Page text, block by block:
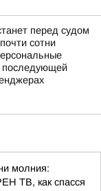
перед судом
сотни
последующей
молния:
ТВ, как спасся